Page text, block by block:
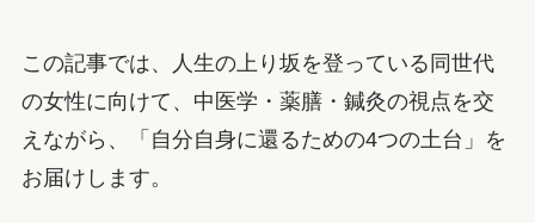
この記事では、人生の上り坂を登っている同世代
の女性に向けて、中医学・薬膳・鍼灸の視点を交
えながら、「自分自身に還るための4つの土台」を
お届けします。